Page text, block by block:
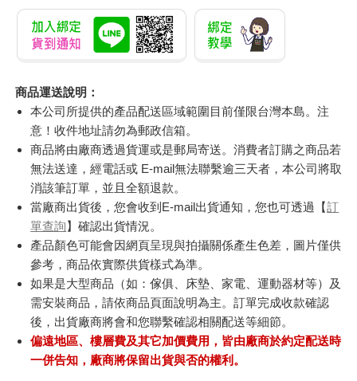
商品運送說明：
本公司所提供的產品配送區域範圍目前僅限台灣本島。注
意！收件地址請勿為郵政信箱。
商品將由廠商透過貨運或是郵局寄送。消費者訂購之商品若
無法送達，經電話或 E-mail無法聯繫逾三天者，本公司將取
消該筆訂單，並且全額退款。
當廠商出貨後，您會收到E-mail出貨通知，您也可透過【訂
單查詢】確認出貨情況。
產品顏色可能會因網頁呈現與拍攝關係產生色差，圖片僅供
參考，商品依實際供貨樣式為準。
如果是大型商品（如：傢俱、床墊、家電、運動器材等）及
需安裝商品，請依商品頁面說明為主。訂單完成收款確認
後，出貨廠商將會和您聯繫確認相關配送等細節。
偏遠地區、樓層費及其它加價費用，皆由廠商於約定配送時
一併告知，廠商將保留出貨與否的權利。